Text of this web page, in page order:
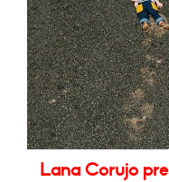
Lana Corujo